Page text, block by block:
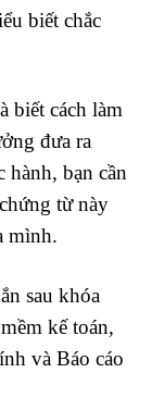
biết chắc
biết cách làm
đưa ra
bạn cần
từ này
mình.
sau khóa
kế toán,
và Báo cáo